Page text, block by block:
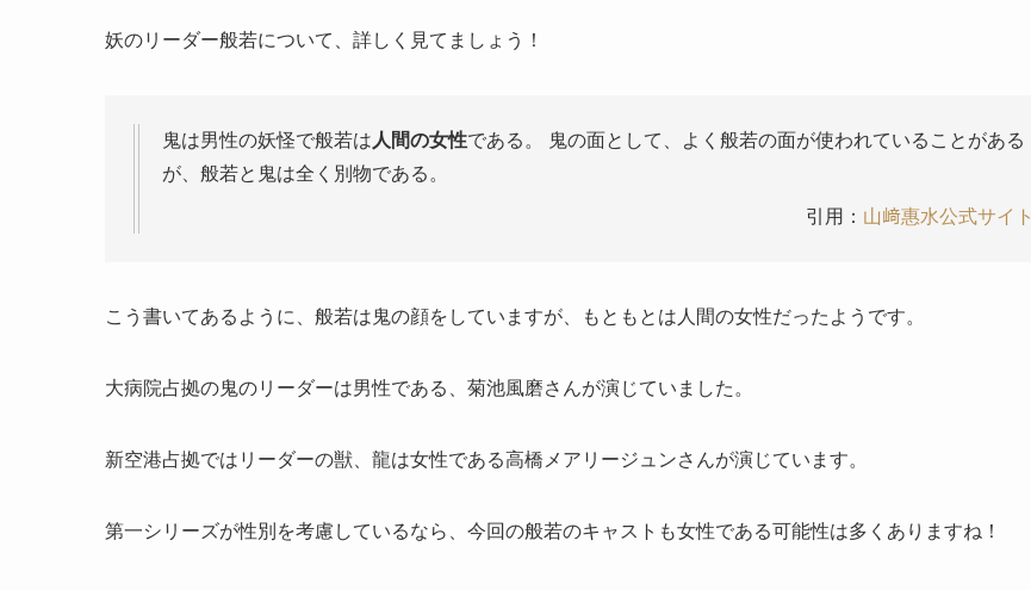
妖のリーダー般若について、詳しく見てましょう！
鬼は男性の妖怪で般若は 人間の女性である。 鬼の面として、よく般若の面が使われていることがある
が、般若と鬼は全く別物である。
引用： 山﨑惠水公式サイト
こう書いてあるように、般若は鬼の顔をしていますが、もともとは人間の女性だったようです。
大病院占拠の鬼のリーダーは男性である、菊池風磨さんが演じていました。
新空港占拠ではリーダーの獣、龍は女性である高橋メアリージュンさんが演じています。
第一シリーズが性別を考慮しているなら、今回の般若のキャストも女性である可能性は多くありますね！